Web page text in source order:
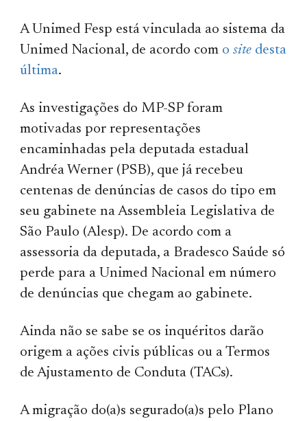
A Unimed Fesp está vinculada ao sistema da
Unimed Nacional, de acordo com osite desta
última.
As investigações do MP-SP foram
motivadas por representações
encaminhadas pela deputada estadual
Andréa Werner (PSB), que já recebeu
centenas de denúncias de casos do tipo em
seu gabinete na Assembleia Legislativa de
São Paulo (Alesp). De acordo com a
assessoria da deputada, a Bradesco Saúde só
perde para a Unimed Nacional em número
de denúncias que chegam ao gabinete.
Ainda não se sabe se os inquéritos darão
origem a ações civis públicas ou a Termos
de Ajustamento de Conduta (TACs).
A migração do(a)s segurado(a)s pelo Plano